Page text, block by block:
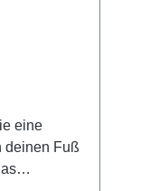
eine
deinen Fuß